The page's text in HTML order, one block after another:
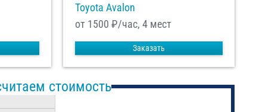
Toyota Avalon
от 1500 ₽/час, 4 мест
Заказать
стоимость